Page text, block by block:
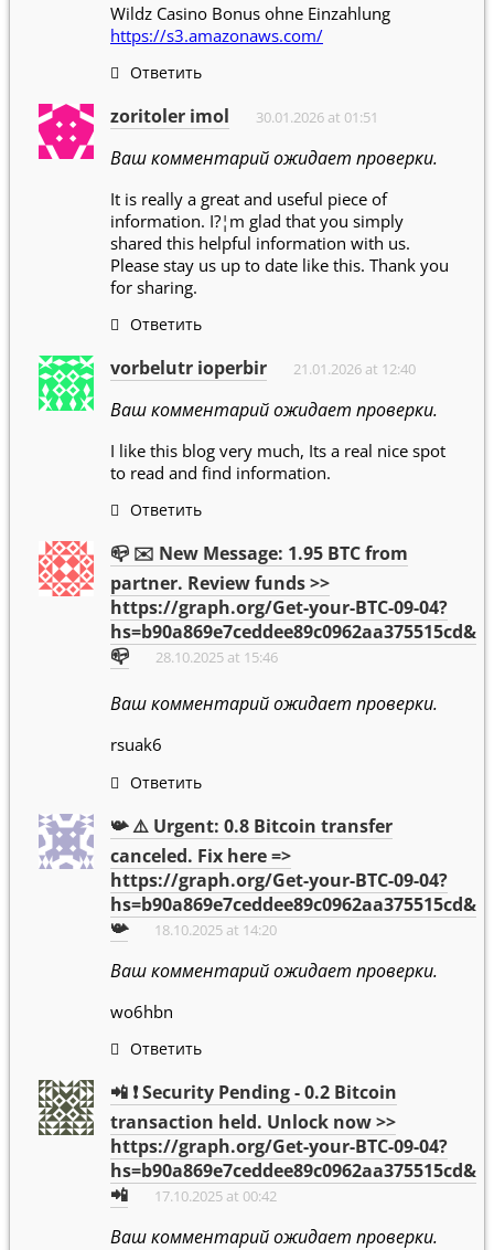
Wildz Casino Bonus ohne Einzahlung
https://s3.amazonaws.com/
Ответить
zoritoler imol 30.01.2026 at 01:51
Ваш комментарий ожидает проверки.
It is really a great and useful piece of
information. I?¦m glad that you simply
shared this helpful information with us.
Please stay us up to date like this. Thank you
for sharing.
Ответить
vorbelutr ioperbir 21.01.2026 at 12:40
Ваш комментарий ожидает проверки.
I like this blog very much, Its a real nice spot
to read and find information.
Ответить
📪 ✉️ New Message: 1.95 BTC from
partner. Review funds >>
https://graph.org/Get-your-BTC-09-04?
hs=b90a869e7ceddee89c0962aa375515cd&
📪
28.10.2025 at 15:46
Ваш комментарий ожидает проверки.
rsuak6
Ответить
📯 ⚠️ Urgent: 0.8 Bitcoin transfer
canceled. Fix here =>
https://graph.org/Get-your-BTC-09-04?
hs=b90a869e7ceddee89c0962aa375515cd&
📯
18.10.2025 at 14:20
Ваш комментарий ожидает проверки.
wo6hbn
Ответить
📲 ❗ Security Pending - 0.2 Bitcoin
transaction held. Unlock now >>
https://graph.org/Get-your-BTC-09-04?
hs=b90a869e7ceddee89c0962aa375515cd&
📲
17.10.2025 at 00:42
Ваш комментарий ожидает проверки.